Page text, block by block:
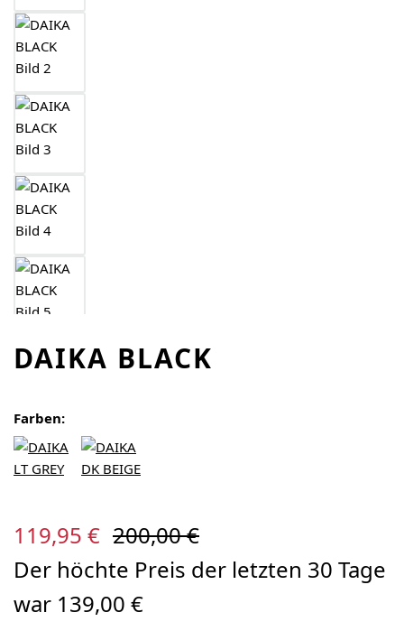
DAIKA BLACK
Farben:
Verkaufspreis:
119,95 € Regulärer Preis:
200,00 €
Der höchte Preis der letzten 30 Tage
war 139,00 €